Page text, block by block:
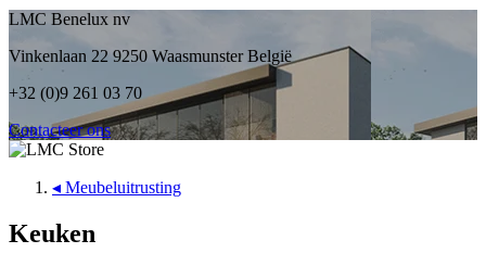
LMC Benelux nv
Vinkenlaan 22 9250 Waasmunster België
+32 (0)9 261 03 70
Contacteer ons
◂ Meubeluitrusting
Keuken